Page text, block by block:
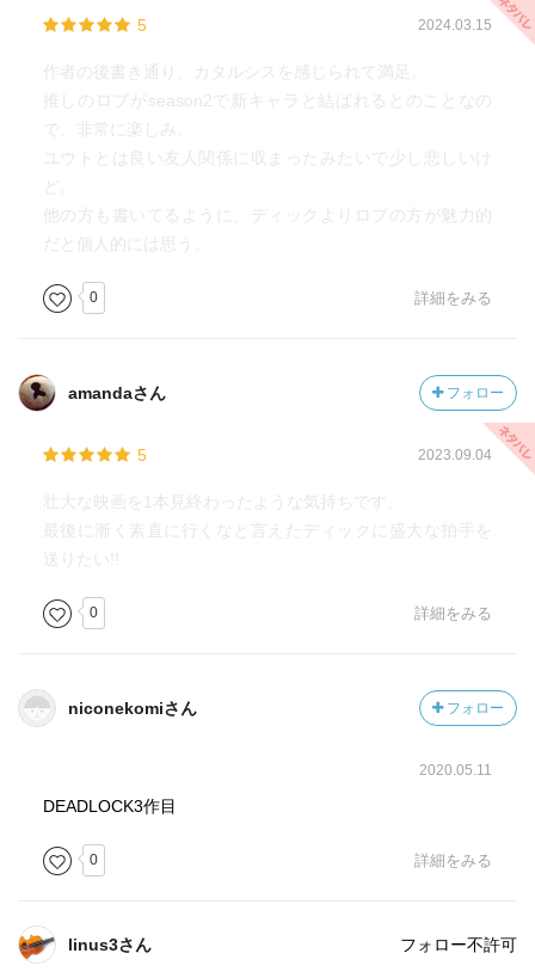
5 2024.03.15
作者の後書き通り、カタルシスを感じられて満足。
推しのロブがseason2で新キャラと結ばれるとのことなの
で、非常に楽しみ。
ユウトとは良い友人関係に収まったみたいで少し悲しいけ
ど。
他の方も書いてるように、ディックよりロブの方が魅力的
だと個人的には思う。
0 詳細をみる
amandaさん フォロー
5 2023.09.04
壮大な映画を1本見終わったような気持ちです。
最後に漸く素直に行くなと言えたディックに盛大な拍手を
送りたい!!
0 詳細をみる
niconekomiさん フォロー
2020.05.11
DEADLOCK3作目
0 詳細をみる
linus3さん フォロー不許可